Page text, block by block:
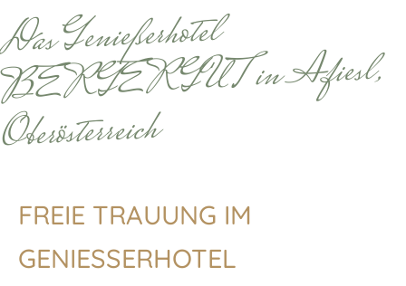
Genießerhotel in Afiesl,
Oberösterreich
FREIE TRAUUNG IM
GENIESSERHOTEL